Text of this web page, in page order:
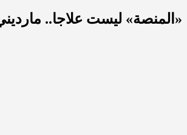
«المنصة» ليست علاجا..